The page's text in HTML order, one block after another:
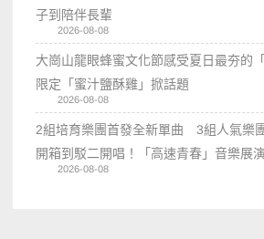
子到陪伴長輩
2026-08-08
大崗山龍眼蜂蜜文化節感受夏日最夯的
限定「蜜汁鹽酥雞」掀話題
2026-08-08
2組培育樂團首發全新單曲 3組人氣樂
開箱到駁二開唱！「高速青春」音樂展
2026-08-08